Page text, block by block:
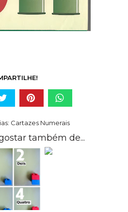
Cartazes Numerais
também de...